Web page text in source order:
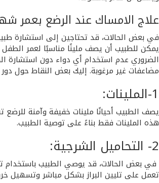
علاج الامساك عند الرضع بعمر
في بعض الحالات، قد تحتاجين إلى استشارة
يمكن للطبيب أن يصف ملينًا مناسبًا لعمر
الضروري عدم استخدام أي دواء دون استشارة
مضاعفات غير مرغوبة. إليك بعض النقاط حول
1-الملينات:
يصف الطبيب أحيانًا ملينات خفيفة وآمنة
هذه الملينات فقط بناءً على توصية الطبيب.
2- التحاميل الشرجية:
في بعض الحالات، قد يوصي الطبيب باستخدام
تعمل على تليين البراز بشكل مباشر وتسهيل